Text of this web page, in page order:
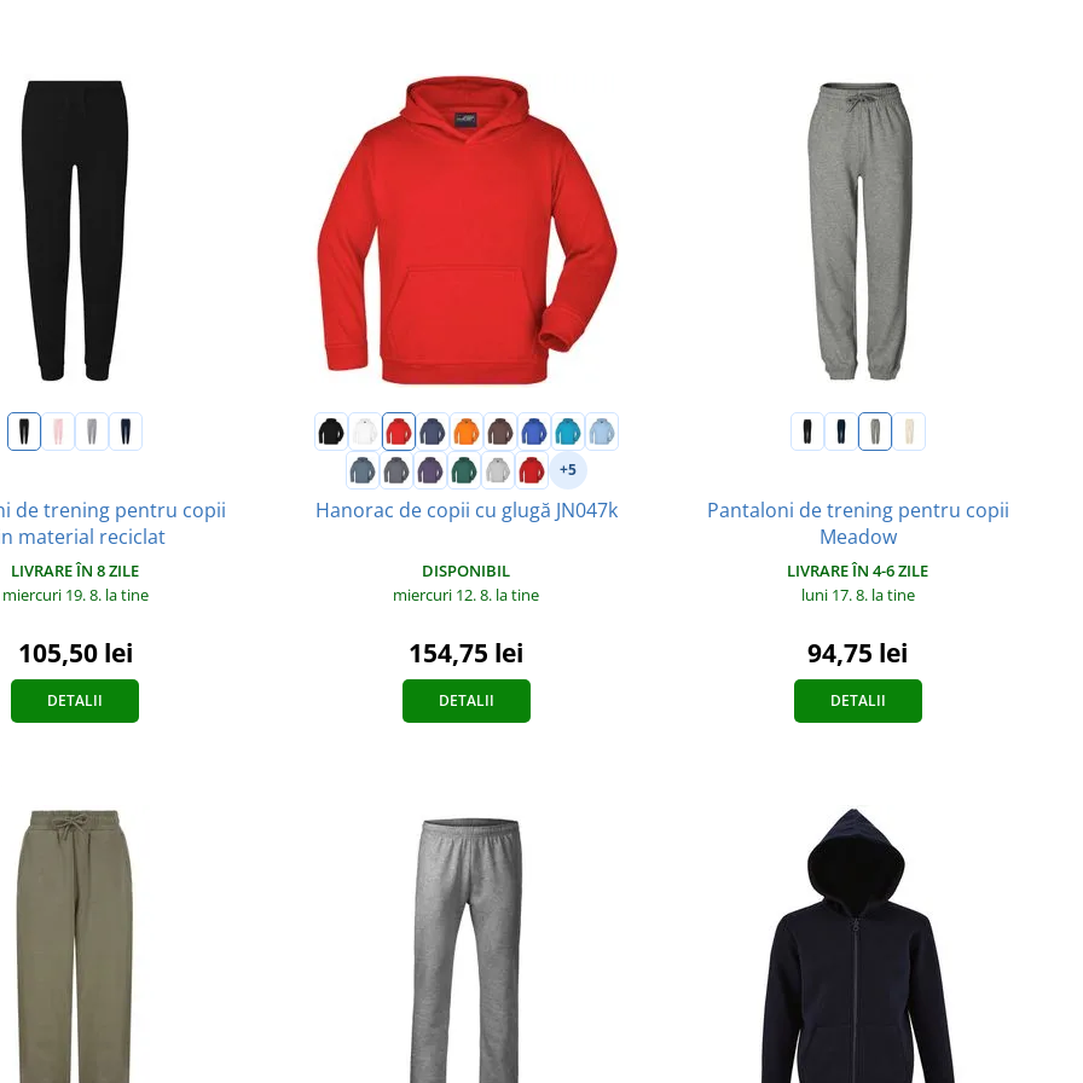
de trening pentru copii
material reciclat
LIVRARE ÎN 8 ZILE
miercuri 19. 8. la tine
105,50 lei
DETALII
+5
Hanorac de copii cu glugă JN047k
DISPONIBIL
miercuri 12. 8. la tine
154,75 lei
DETALII
Pantaloni de trening pentru copii
Meadow
LIVRARE ÎN 4-6 ZILE
luni 17. 8. la tine
94,75 lei
DETALII